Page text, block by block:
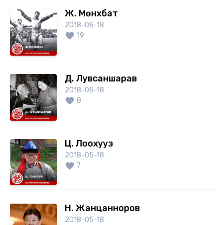
Ж. Мөнхбат
2018-05-18
19
Д. Лувсаншарав
2018-05-18
8
Ц. Лоохууз
2018-05-18
7
Н. Жанцанноров
2018-05-18